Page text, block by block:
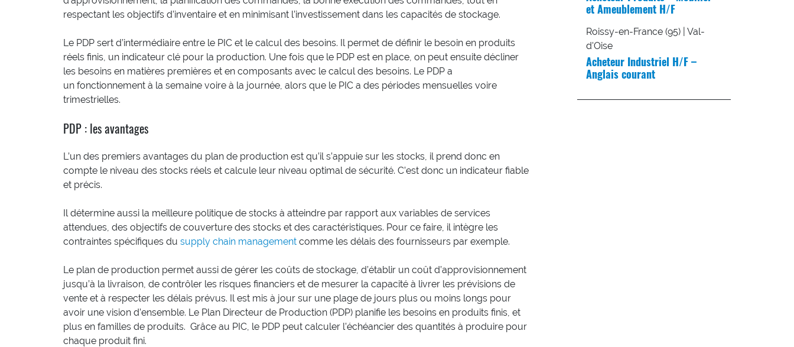
respectant les objectifs d’inventaire et en minimisant l’investissement dans les capacités de stockage.
Le PDP sert d’intermédiaire entre le PIC et le calcul des besoins. Il permet de définir le besoin en produits
réels finis, un indicateur clé pour la production. Une fois que le PDP est en place, on peut ensuite décliner
les besoins en matières premières et en composants avec le calcul des besoins. Le PDP a
un fonctionnement à la semaine voire à la journée, alors que le PIC a des périodes mensuelles voire
trimestrielles.
PDP : les avantages
L’un des premiers avantages du plan de production est qu’il s’appuie sur les stocks, il prend donc en
compte le niveau des stocks réels et calcule leur niveau optimal de sécurité. C’est donc un indicateur fiable
et précis.
Il détermine aussi la meilleure politique de stocks à atteindre par rapport aux variables de services
attendues, des objectifs de couverture des stocks et des caractéristiques. Pour ce faire, il intègre les
contraintes spécifiques du supply chain management comme les délais des fournisseurs par exemple.
Le plan de production permet aussi de gérer les coûts de stockage, d’établir un coût d’approvisionnement
jusqu’à la livraison, de contrôler les risques financiers et de mesurer la capacité à livrer les prévisions de
vente et à respecter les délais prévus. Il est mis à jour sur une plage de jours plus ou moins longs pour
avoir une vision d’ensemble. Le Plan Directeur de Production (PDP) planifie les besoins en produits finis, et
plus en familles de produits. Grâce au PIC, le PDP peut calculer l’échéancier des quantités à produire pour
chaque produit fini.
et Ameublement H/F
Roissy-en-France (95) | Val-
d'Oise
Acheteur Industriel H/F –
Anglais courant